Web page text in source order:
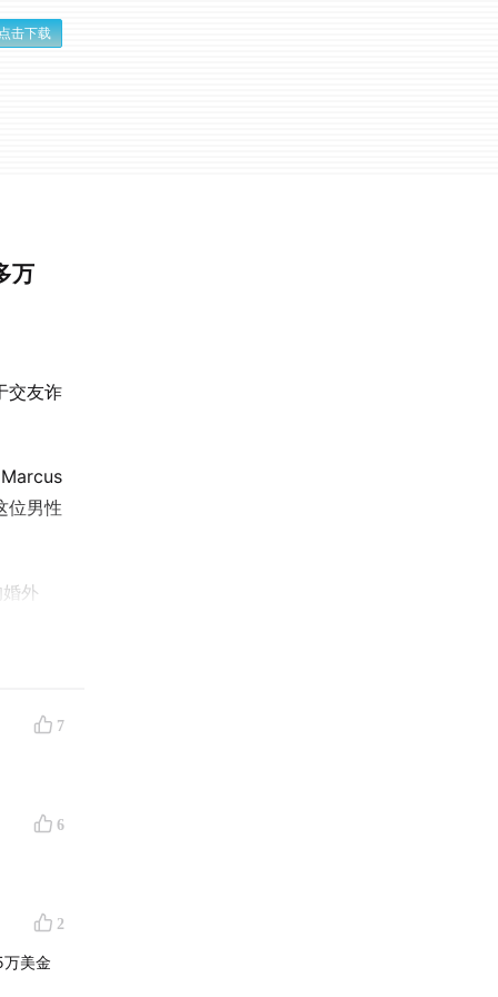
击下载
万
交友诈
位男性
外
，于
了
购买
约七
活的
，另一
7
6
2
美金